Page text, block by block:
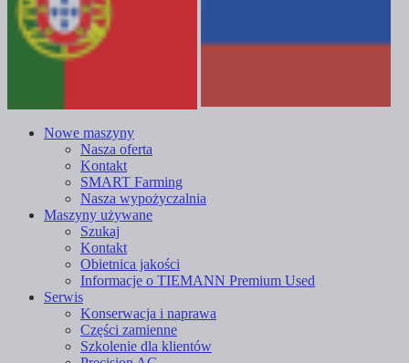
Nowe maszyny
Nasza oferta
Kontakt
SMART Farming
Nasza wypożyczalnia
Maszyny używane
Szukaj
Kontakt
Obietnica jakości
Informacje o TIEMANN Premium Used
Serwis
Konserwacja i naprawa
Części zamienne
Szkolenie dla klientów